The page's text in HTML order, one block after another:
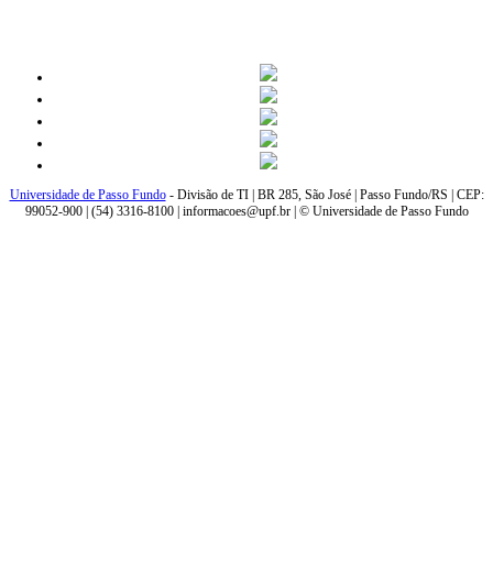
Universidade de Passo Fundo- Divisão de TI | BR 285, São José | Passo Fundo/RS | CEP:
99052-900 | (54) 3316-8100 | informacoes@upf.br | © Universidade de Passo Fundo